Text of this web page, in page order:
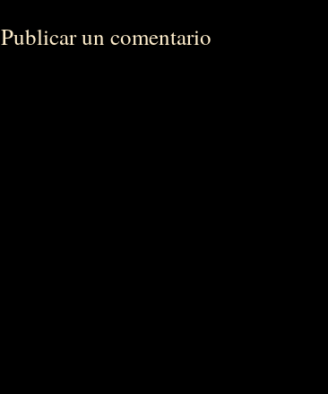
Publicar un comentario